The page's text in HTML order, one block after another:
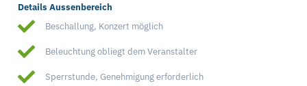
Details Aussenbereich
Beschallung, Konzert möglich
Beleuchtung obliegt dem Veranstalter
Sperrstunde, Genehmigung erforderlich